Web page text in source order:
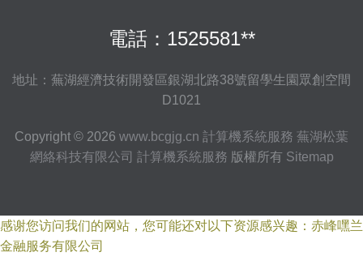
電話：1525581**
地址：蕪湖經濟技術開發區銀湖北路38號留學生園眾創空間
D1021
Copyright © 2026 www.bcgjg.cn 計算機系統服務 蕪湖松葉
網絡科技有限公司 計算機系統服務 版權所有 Sitemap
感谢您访问我们的网站，您可能还对以下资源感兴趣：赤峰嘿兰
金融服务有限公司